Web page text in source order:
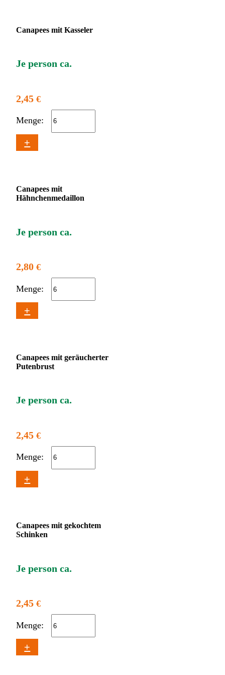
Canapees mit Kasseler
Je person ca.
2,45€
Menge:
+
Canapees mit
Hähnchenmedaillon
Je person ca.
2,80€
Menge:
+
Canapees mit geräucherter
Putenbrust
Je person ca.
2,45€
Menge:
+
Canapees mit gekochtem
Schinken
Je person ca.
2,45€
Menge:
+